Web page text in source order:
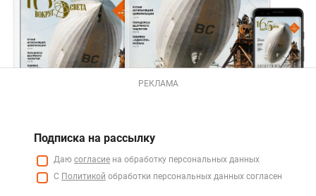
РЕКЛАМА
Подписка на рассылку
Даю согласие на обработку персональных данных
С Политикой обработки персональных данных согласен